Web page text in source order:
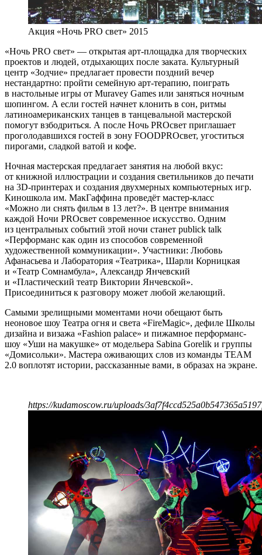
Акция «Ночь PRO свет» 2015
«Ночь PRO свет» — открытая арт-площадка для творческих
проектов и людей, отдыхающих после заката. Культурный
центр «Зодчие» предлагает провести поздний вечер
нестандартно: пройти семейную арт-терапию, поиграть
в настольные игры от Muravey Games или заняться ночным
шопингом. А если гостей начнет клонить в сон, ритмы
латиноамериканских танцев в танцевальной мастерской
помогут взбодриться. А после Ночь PROсвет приглашает
проголодавшихся гостей в зону FOODPROcвет, угоститься
пирогами, сладкой ватой и кофе.
Ночная мастерская предлагает занятия на любой вкус:
от книжной иллюстрации и создания светильников до печати
на 3D-принтерах и создания двухмерных компьютерных игр.
Киношкола им. МакГаффина проведёт мастер-класс
«Можно ли снять фильм в 13 лет?». В центре внимания
каждой Ночи PROсвет современное искусство. Одним
из центральных событий этой ночи станет publick talk
«Перформанс как один из способов современной
художественной коммуникации». Участники: Любовь
Афанасьева и Лаборатория «Театрика», Шарли Корницкая
и «Театр Сомнамбула», Александр Янчевский
и «Пластический театр Виктории Янчевской».
Присоединиться к разговору может любой желающий.
Самыми зрелищными моментами ночи обещают быть
неоновое шоу Театра огня и света «FireMagic», дефиле Школы
дизайна и визажа «Fashion palace» и пижамное перформанс-
шоу «Уши на макушке» от модельера Sabina Gorelik и группы
«Домисольки». Мастера оживающих слов из команды TEAM
2.0 воплотят истории, рассказанные вами, в образах на экране.
https://kudamoscow.ru/uploads/